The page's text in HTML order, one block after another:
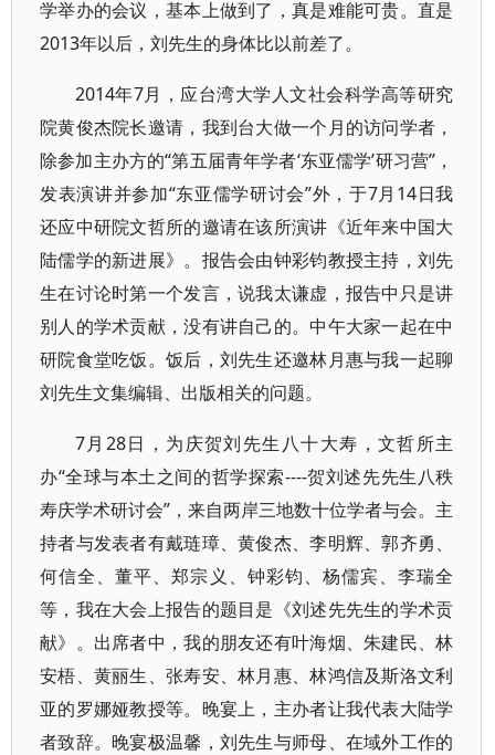
学举办的会议，基本上做到了，真是难能可贵。直是
2013年以后，刘先生的身体比以前差了。
2014年7月，应台湾大学人文社会科学高等研究
院黄俊杰院长邀请，我到台大做一个月的访问学者，
除参加主办方的“第五届青年学者‘东亚儒学’研习营”，
发表演讲并参加“东亚儒学研讨会”外，于7月14日我
还应中研院文哲所的邀请在该所演讲《近年来中国大
陆儒学的新进展》。报告会由钟彩钧教授主持，刘先
生在讨论时第一个发言，说我太谦虚，报告中只是讲
别人的学术贡献，没有讲自己的。中午大家一起在中
研院食堂吃饭。饭后，刘先生还邀林月惠与我一起聊
刘先生文集编辑、出版相关的问题。
7月28日，为庆贺刘先生八十大寿，文哲所主
办“全球与本土之间的哲学探索----贺刘述先先生八秩
寿庆学术研讨会”，来自两岸三地数十位学者与会。主
持者与发表者有戴琏璋、黄俊杰、李明辉、郭齐勇、
何信全、董平、郑宗义、钟彩钧、杨儒宾、李瑞全
等，我在大会上报告的题目是《刘述先先生的学术贡
献》。出席者中，我的朋友还有叶海烟、朱建民、林
安梧、黄丽生、张寿安、林月惠、林鸿信及斯洛文利
亚的罗娜娅教授等。晚宴上，主办者让我代表大陆学
者致辞。晚宴极温馨，刘先生与师母、在域外工作的